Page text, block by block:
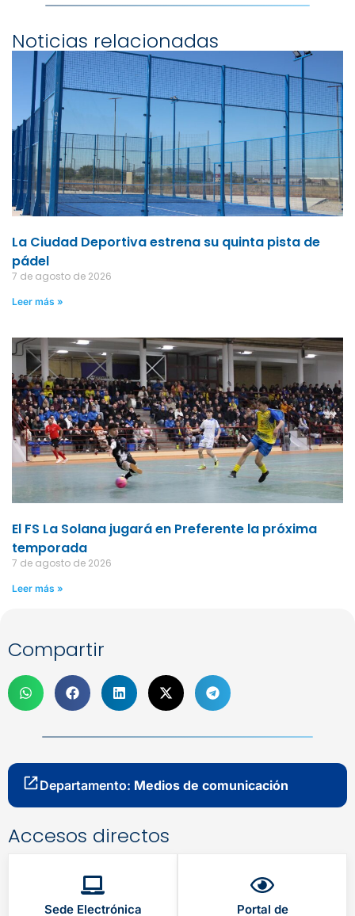
Noticias relacionadas
La Ciudad Deportiva estrena su quinta pista de
pádel
7 de agosto de 2026
Leer más »
El FS La Solana jugará en Preferente la próxima
temporada
7 de agosto de 2026
Leer más »
Compartir
Departamento: Medios de comunicación
Accesos directos
Sede Electrónica
Portal de